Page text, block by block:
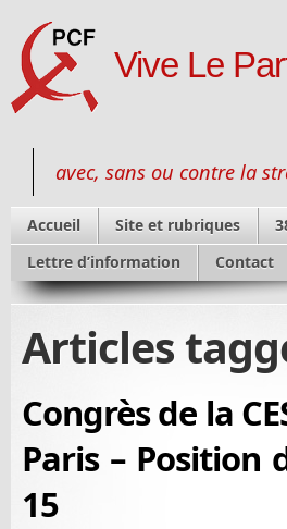
Vive Le
avec, sans ou contre la
Accueil Site et rubriques
Lettre d’information
Contact
Articles
Congrès de la
Paris – Position
15